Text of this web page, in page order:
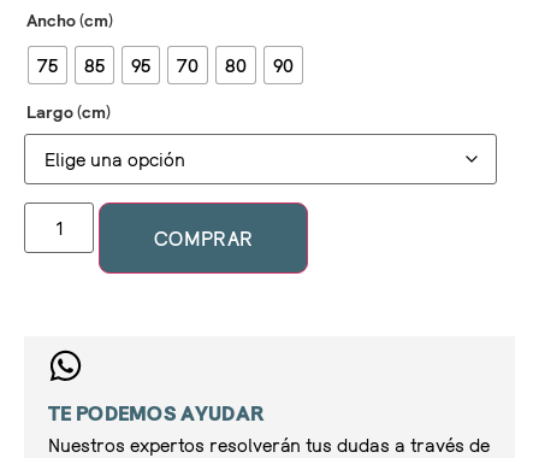
Ancho (cm)
75 85 95 70 80 90
Largo (cm)
COMPRAR
TE PODEMOS AYUDAR
Nuestros expertos resolverán tus dudas a través de